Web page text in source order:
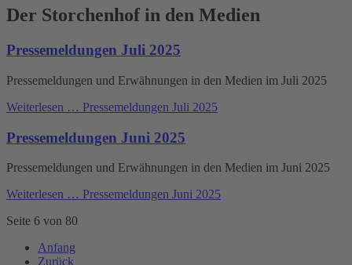
Der Storchenhof in den Medien
Pressemeldungen Juli 2025
Pressemeldungen und Erwähnungen in den Medien im Juli 2025
Weiterlesen … Pressemeldungen Juli 2025
Pressemeldungen Juni 2025
Pressemeldungen und Erwähnungen in den Medien im Juni 2025
Weiterlesen … Pressemeldungen Juni 2025
Seite 6 von 80
Anfang
Zurück